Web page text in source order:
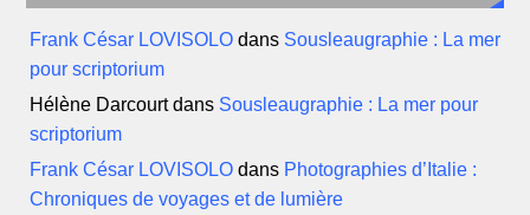
Frank César LOVISOLO dans Sousleaugraphie : La mer
pour scriptorium
Hélène Darcourtdans Sousleaugraphie : La mer pour
scriptorium
Frank César LOVISOLO dans Photographies d’Italie :
Chroniques de voyages et de lumière